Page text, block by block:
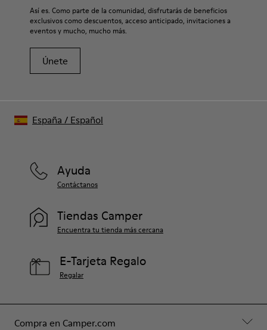
Así es. Como parte de la comunidad, disfrutarás de beneficios
exclusivos como descuentos, acceso anticipado, invitaciones a
eventos y mucho, mucho más.
Únete
Compra en Camper.com
Ayuda
Contáctanos
Tiendas Camper
Encuentra tu tienda más cercana
E-Tarjeta Regalo
Regalar
España / Español